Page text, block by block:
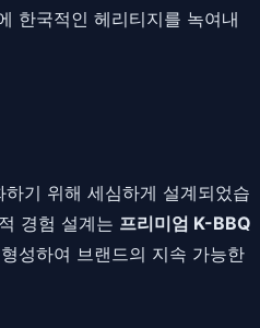
한국적인 헤리티지를 녹여내
기 위해 세심하게 설계되었습
경험 설계는 프리미엄 K-BBQ
성하여 브랜드의 지속 가능한